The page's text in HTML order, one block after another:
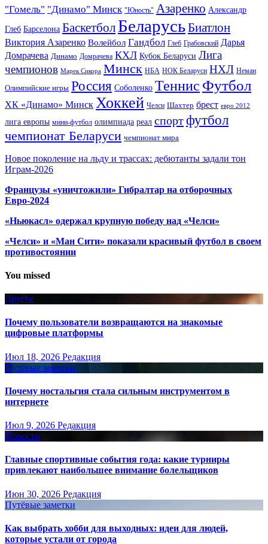
"Гомель" "Динамо" Минск "Юность" Азаренко Александр
Глеб Барселона Баскетбол БеларусьБиатлон
Виктория Азаренко Волейбол Гандбол Глеб Грабовский Дарья
Домрачева Динамо Домрачева КХЛ Кубок Беларуси Лига
чемпионов Марек Сикора Минск НБА НОК Беларуси НХЛ Неман
Олимпийские игры Россия Соболенко Теннис Футбол
ХК «Динамо» Минск Хоккей Челси Шахтер брест евро 2012
лига европы мини-футбол олимпиада реал спортфутбол
чемпионат Беларуси чемпионат мира
Новое поколение на льду и трассах: дебютанты задали тон
Играм-2026
Французы «уничтожили» Гибралтар на отборочных
Евро-2024
«Ньюкасл» одержал крупную победу над «Челси»
«Челси» и «Ман Сити» показали красивый футбол в своем
противостоянии
You missed
Другое
Почему пользователи возвращаются на знакомые
цифровые платформы
Июл 18, 2026 Редакция
Путёвые заметки
Почему ностальгия стала сильным инструментом в
интернете
Июл 9, 2026 Редакция
Новости
Главные спортивные события года: какие турниры
привлекают наибольшее внимание болельщиков
Июн 30, 2026 Редакция
Путёвые заметки
Как выбрать хобби для выходных: идеи для людей,
которые устали от города